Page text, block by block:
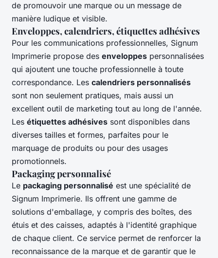
de promouvoir une marque ou un message de
manière ludique et visible.
Enveloppes, calendriers, étiquettes adhésives
Pour les communications professionnelles, Signum
Imprimerie propose des enveloppes personnalisées
qui ajoutent une touche professionnelle à toute
correspondance. Les calendriers personnalisés
sont non seulement pratiques, mais aussi un
excellent outil de marketing tout au long de l'année.
Les étiquettes adhésives sont disponibles dans
diverses tailles et formes, parfaites pour le
marquage de produits ou pour des usages
promotionnels.
Packaging personnalisé
Le packaging personnalisé est une spécialité de
Signum Imprimerie. Ils offrent une gamme de
solutions d'emballage, y compris des boîtes, des
étuis et des caisses, adaptés à l'identité graphique
de chaque client. Ce service permet de renforcer la
reconnaissance de la marque et de garantir que le